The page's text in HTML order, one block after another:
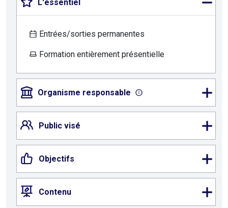
L'essentiel
Entrées/sorties permanentes
Formation entièrement présentielle
Organisme responsable
Public visé
Objectifs
Contenu